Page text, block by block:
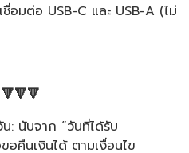
ชื่อมต่อ USB-C และ USB-A (ไม่
: นับจาก “วันที่ได้รับ
อคืนเงินได้ ตามเงื่อนไข